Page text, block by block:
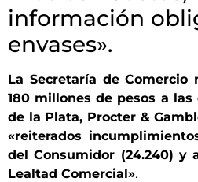
información
envases».
La Secretaría de
180 millones de pesos a
de la Plata, Procter &
«reiterados
del Consumidor (24.240) y
Lealtad Comercial».